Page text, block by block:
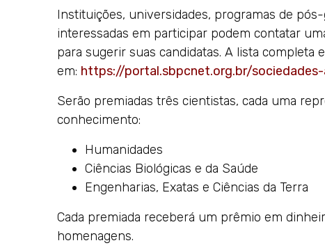
Instituições, universidades, programas de
interessadas em participar podem contatar
para sugerir suas candidatas. A lista completa
em: https://portal.sbpcnet.org.br/
Serão premiadas três cientistas, cada uma
conhecimento:
Humanidades
Ciências Biológicas e da Saúde
Engenharias, Exatas e Ciências da Terra
Cada premiada receberá um prêmio em
homenagens.